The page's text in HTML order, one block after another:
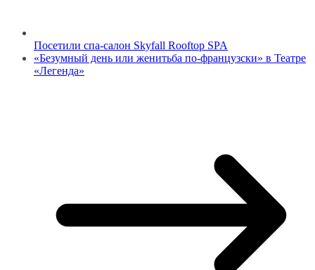
Посетили спа-салон Skyfall Rooftop SPA
«Безумный день или женитьба по-французски» в Театре
«Легенда»